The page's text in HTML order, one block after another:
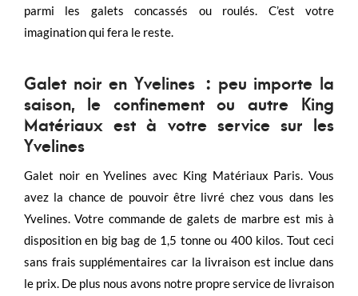
parmi les galets concassés ou roulés. C’est votre
imagination qui fera le reste.
Galet noir en Yvelines : peu importe la
saison, le confinement ou autre King
Matériaux est à votre service sur les
Yvelines
Galet noir en Yvelines avec King Matériaux Paris. Vous
avez la chance de pouvoir être livré chez vous dans les
Yvelines. Votre commande de galets de marbre est mis à
disposition en big bag de 1,5 tonne ou 400 kilos. Tout ceci
sans frais supplémentaires car la livraison est inclue dans
le prix. De plus nous avons notre propre service de livraison